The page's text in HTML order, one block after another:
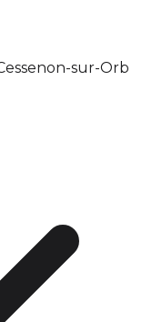
sur-Orb